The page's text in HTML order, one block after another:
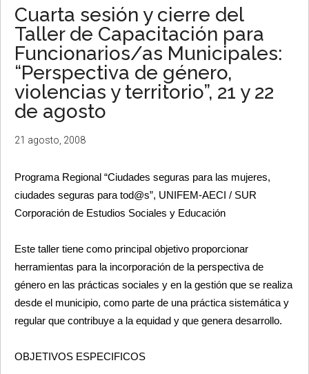
Cuarta sesión y cierre del
Taller de Capacitación para
Funcionarios/as Municipales:
“Perspectiva de género,
violencias y territorio”, 21 y 22
de agosto
21 agosto, 2008
Programa Regional “Ciudades seguras para las mujeres,
ciudades seguras para tod@s”, UNIFEM-AECI / SUR
Corporación de Estudios Sociales y Educación
Este taller tiene como principal objetivo proporcionar
herramientas para la incorporación de la perspectiva de
género en las prácticas sociales y en la gestión que se realiza
desde el municipio, como parte de una práctica sistemática y
regular que contribuye a la equidad y que genera desarrollo.
OBJETIVOS ESPECIFICOS